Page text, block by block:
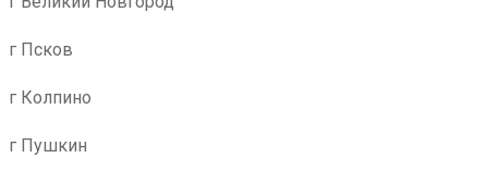
г Псков
г Колпино
г Пушкин